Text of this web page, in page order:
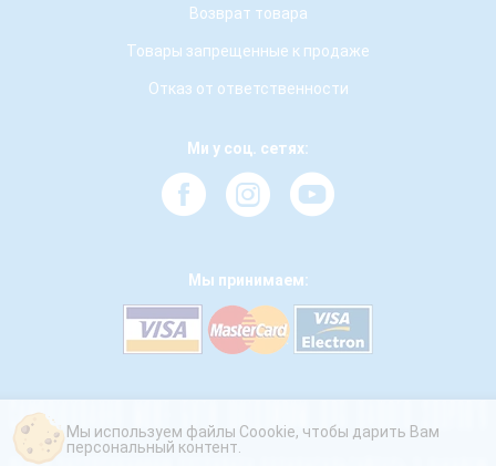
Возврат товара
Товары запрещенные к продаже
Отказ от ответственности
Ми у соц. сетях:
Мы принимаем:
Мы используем файлы Coookie, чтобы дарить Вам
персональный контент.